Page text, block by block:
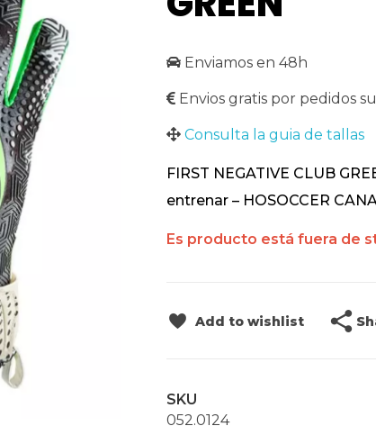
Enviamos en 48h
Envios gratis por pedidos
Consulta la guia de tallas
FIRST NEGATIVE CLUB
entrenar – HOSOCCER
Es producto está fuera de
Add to wishlist
SKU
052.0124